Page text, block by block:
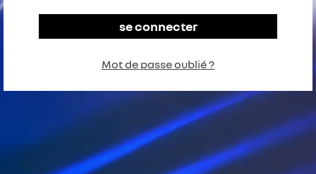
Mot de passe oublié ?